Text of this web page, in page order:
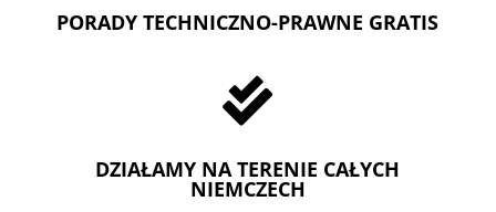
PORADY TECHNICZNO-PRAWNE GRATIS

DZIAŁAMY NA TERENIE CAŁYCH
NIEMCZECH